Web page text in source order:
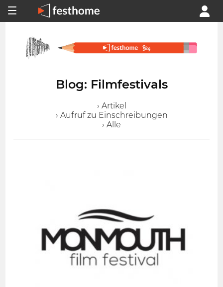
Blog: Filmfestivals
› Artikel
› Aufruf zu Einschreibungen
› Alle